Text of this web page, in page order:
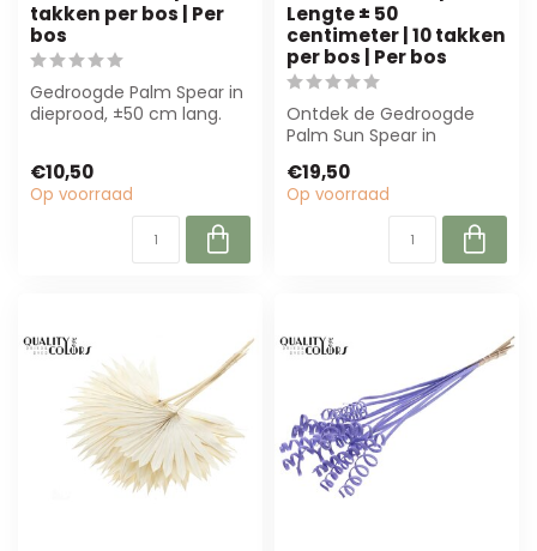
takken per bos | Per
bos
Gedroogde Palm Spear in
dieprood, ±50 cm lang.
€10,50
Op voorraad
Lengte ± 50
centimeter | 10 takken
per bos | Per bos
Ontdek de Gedroogde
Palm Sun Spear in
Met 10 takken van 5...
€19,50
Op voorraad